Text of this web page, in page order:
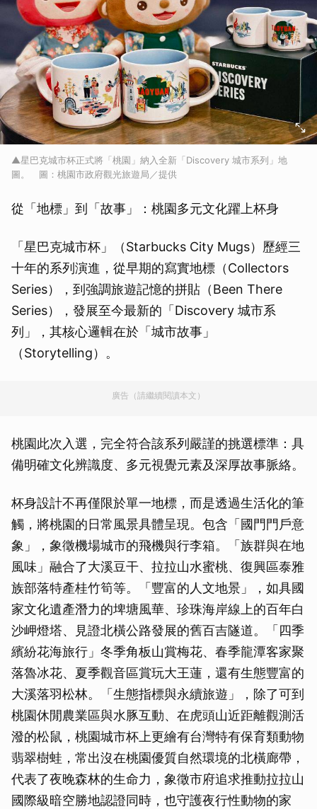
▲星巴克城市杯正式將「桃園」納入全新「Discovery 城市系列」地
圖。 圖：桃園市政府觀光旅遊局／提供
從「地標」到「故事」：桃園多元文化躍上杯身
「星巴克城市杯」（Starbucks City Mugs）歷經三
十年的系列演進，從早期的寫實地標（Collectors
Series），到強調旅遊記憶的拼貼（Been There
Series），發展至今最新的「Discovery 城市系
列」，其核心邏輯在於「城市故事」
（Storytelling）。
廣告（請繼續閱讀本文）
桃園此次入選，完全符合該系列嚴謹的挑選標準：具
備明確文化辨識度、多元視覺元素及深厚故事脈絡。
杯身設計不再僅限於單一地標，而是透過生活化的筆
觸，將桃園的日常風景具體呈現。包含「國門門戶意
象」，象徵機場城市的飛機與行李箱。「族群與在地
風味」融合了大溪豆干、拉拉山水蜜桃、復興區泰雅
族部落特產桂竹筍等。「豐富的人文地景」，如具國
家文化遺產潛力的埤塘風華、珍珠海岸線上的百年白
沙岬燈塔、見證北橫公路發展的舊百吉隧道。「四季
繽紛花海旅行」冬季角板山賞梅花、春季龍潭客家聚
落魯冰花、夏季觀音區賞玩大王蓮，還有生態豐富的
大溪落羽松林。「生態指標與永續旅遊」，除了可到
桃園休閒農業區與水豚互動、在虎頭山近距離觀測活
潑的松鼠，桃園城市杯上更繪有台灣特有保育類動物
翡翠樹蛙，常出沒在桃園優質自然環境的北橫廊帶，
代表了夜晚森林的生命力，象徵市府追求推動拉拉山
國際級暗空勝地認證同時，也守護夜行性動物的家